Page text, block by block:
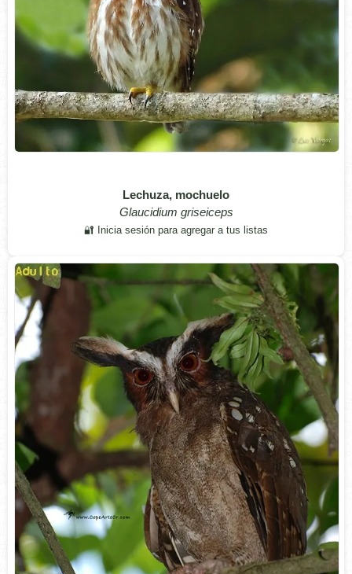
Lechuza, mochuelo
Glaucidium griseiceps
🔐 Inicia sesión para agregar a tus listas